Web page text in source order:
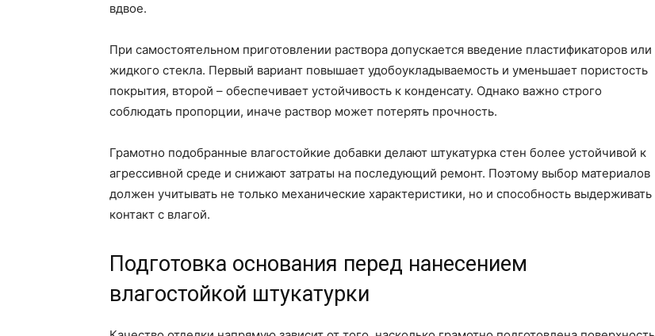
вдвое.
При самостоятельном приготовлении раствора допускается введение пластификаторов или
жидкого стекла. Первый вариант повышает удобоукладываемость и уменьшает пористость
покрытия, второй – обеспечивает устойчивость к конденсату. Однако важно строго
соблюдать пропорции, иначе раствор может потерять прочность.
Грамотно подобранные влагостойкие добавки делают штукатурка стен более устойчивой к
агрессивной среде и снижают затраты на последующий ремонт. Поэтому выбор материалов
должен учитывать не только механические характеристики, но и способность выдерживать
контакт с влагой.
Подготовка основания перед нанесением
влагостойкой штукатурки